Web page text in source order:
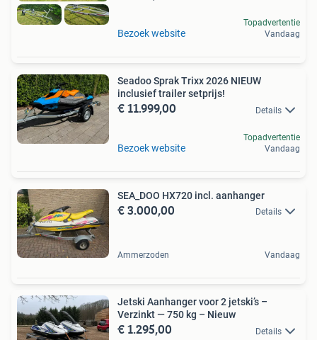
Bezoek website
Topadvertentie
Vandaag
Seadoo Sprak Trixx 2026 NIEUW
inclusief trailer setprijs!
€ 11.999,00 Details
Bezoek website
Topadvertentie
Vandaag
SEA_DOO HX720 incl. aanhanger
€ 3.000,00 Details
Ammerzoden Vandaag
Jetski Aanhanger voor 2 jetski’s –
Verzinkt — 750 kg – Nieuw
€ 1.295,00 Details